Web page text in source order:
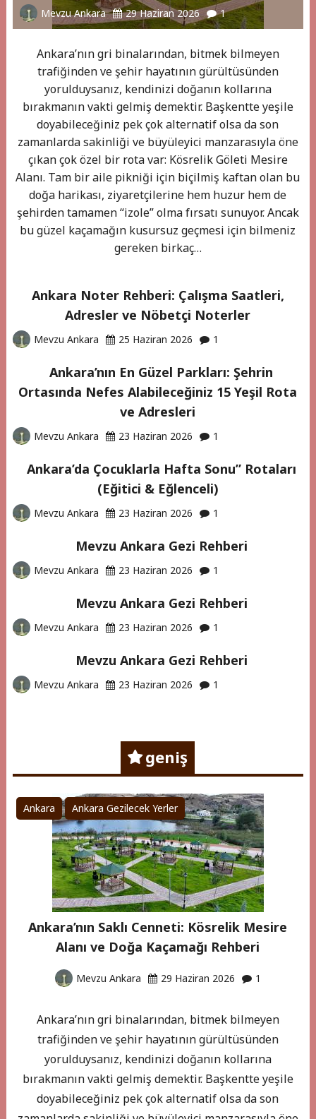
Mevzu Ankara 29 Haziran 2026 1
Ankara’nın gri binalarından, bitmek bilmeyen
trafiğinden ve şehir hayatının gürültüsünden
yorulduysanız, kendinizi doğanın kollarına
bırakmanın vakti gelmiş demektir. Başkentte yeşile
doyabileceğiniz pek çok alternatif olsa da son
zamanlarda sakinliği ve büyüleyici manzarasıyla öne
çıkan çok özel bir rota var: Kösrelik Göleti Mesire
Alanı. Tam bir aile pikniği için biçilmiş kaftan olan bu
doğa harikası, ziyaretçilerine hem huzur hem de
şehirden tamamen “izole” olma fırsatı sunuyor. Ancak
bu güzel kaçamağın kusursuz geçmesi için bilmeniz
gereken birkaç…
Ankara Noter Rehberi: Çalışma Saatleri,
Adresler ve Nöbetçi Noterler
Mevzu Ankara 25 Haziran 2026 1
Ankara’nın En Güzel Parkları: Şehrin
Ortasında Nefes Alabileceğiniz 15 Yeşil Rota
ve Adresleri
Mevzu Ankara 23 Haziran 2026 1
Ankara’da Çocuklarla Hafta Sonu” Rotaları
(Eğitici & Eğlenceli)
Mevzu Ankara 23 Haziran 2026 1
Mevzu Ankara Gezi Rehberi
Mevzu Ankara 23 Haziran 2026 1
Mevzu Ankara Gezi Rehberi
Mevzu Ankara 23 Haziran 2026 1
Mevzu Ankara Gezi Rehberi
Mevzu Ankara 23 Haziran 2026 1
geniş
Ankara Ankara Gezilecek Yerler
Ankara’nın Saklı Cenneti: Kösrelik Mesire
Alanı ve Doğa Kaçamağı Rehberi
Mevzu Ankara 29 Haziran 2026 1
Ankara’nın gri binalarından, bitmek bilmeyen
trafiğinden ve şehir hayatının gürültüsünden
yorulduysanız, kendinizi doğanın kollarına
bırakmanın vakti gelmiş demektir. Başkentte yeşile
doyabileceğiniz pek çok alternatif olsa da son